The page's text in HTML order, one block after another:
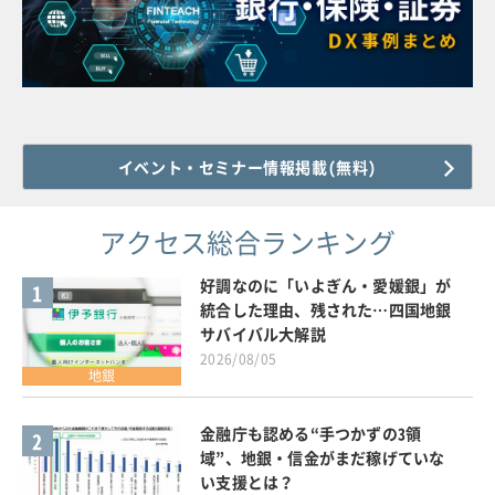
イベント・セミナー情報掲載(無料)
アクセス総合ランキング
1
地銀
好調なのに「いよぎん・愛媛銀」が
統合した理由、残された…四国地銀
サバイバル大解説
2026/08/05
2
金融庁も認める“手つかずの3領
域”、地銀・信金がまだ稼げていな
い支援とは？